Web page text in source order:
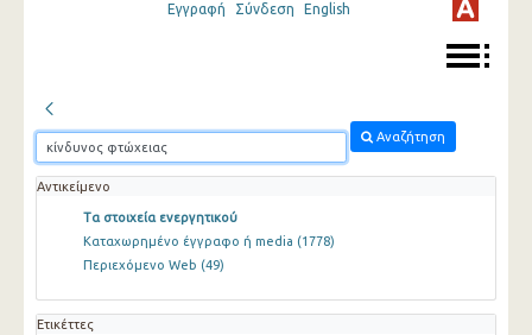
Εγγραφή Σύνδεση English
Αναζήτηση
Αντικείμενο
Τα στοιχεία ενεργητικού
Καταχωρημένο έγγραφο ή media (1778)
Περιεχόμενο Web (49)
Ετικέττες